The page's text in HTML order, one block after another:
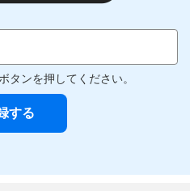
タンを押してください。